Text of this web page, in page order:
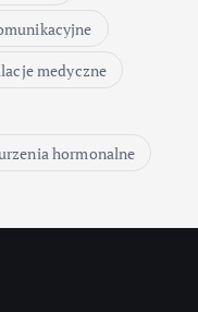
medyczne
hormonalne